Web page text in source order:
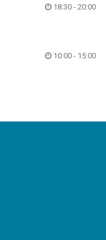
18:30 - 20:00
10:00 - 15:00